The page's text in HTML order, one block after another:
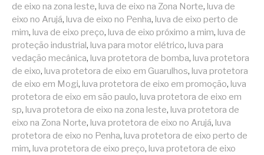
de eixo na zona leste, luva de eixo na Zona Norte, luva de
eixo no Arujá, luva de eixo no Penha, luva de eixo perto de
mim, luva de eixo preço, luva de eixo próximo a mim, luva de
proteção industrial, luva para motor elétrico, luva para
vedação mecânica, luva protetora de bomba, luva protetora
de eixo, luva protetora de eixo em Guarulhos, luva protetora
de eixo em Mogi, luva protetora de eixo em promoção, luva
protetora de eixo em são paulo, luva protetora de eixo em
sp, luva protetora de eixo na zona leste, luva protetora de
eixo na Zona Norte, luva protetora de eixo no Arujá, luva
protetora de eixo no Penha, luva protetora de eixo perto de
mim, luva protetora de eixo preço, luva protetora de eixo